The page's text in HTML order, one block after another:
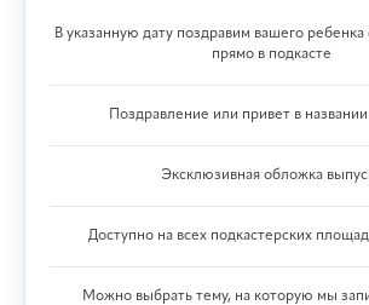
В указанную дату поздравим вашего
прямо в подкасте
Поздравление или привет в
Эксклюзивная обложка
Доступно на всех подкастерских
Можно выбрать тему, на которую мы